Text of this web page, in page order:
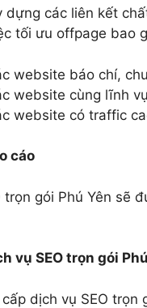
dựng các liên kết
tối ưu offpage bao
website báo chí,
website cùng lĩnh
website có traffic
cáo
gói Phú Yên sẽ
vụ SEO trọn gói
dịch vụ SEO trọn